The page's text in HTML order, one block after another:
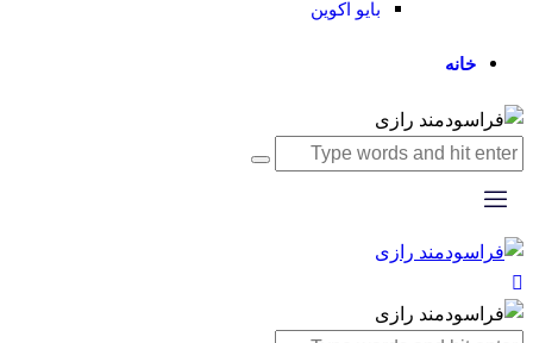
بایو اکوین
خانه